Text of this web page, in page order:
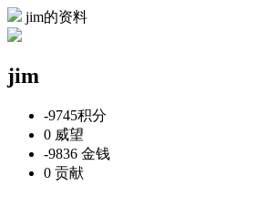
jim的资料
jim
-9745积分
0 威望
-9836 金钱
0 贡献